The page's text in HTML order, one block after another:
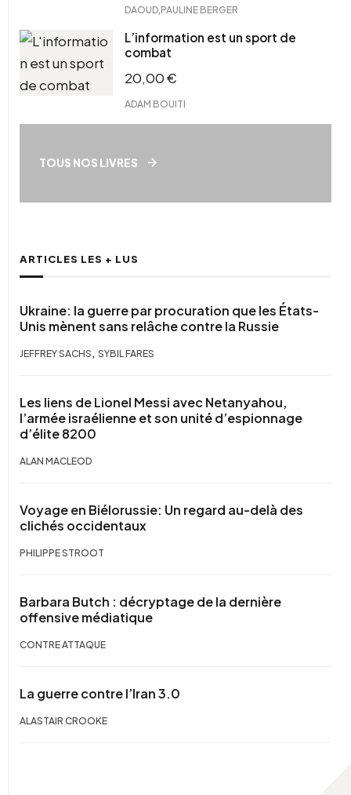
DAOUD,PAULINE BERGER
L’information est un sport de
combat
20,00€
ADAM BOUITI
TOUS NOS LIVRES
ARTICLES LES + LUS
Ukraine: la guerre par procuration que les États-
Unis mènent sans relâche contre la Russie
JEFFREY SACHS , SYBIL FARES
Les liens de Lionel Messi avec Netanyahou,
l’armée israélienne et son unité d’espionnage
d’élite 8200
ALAN MACLEOD
Voyage en Biélorussie: Un regard au-delà des
clichés occidentaux
PHILIPPE STROOT
Barbara Butch : décryptage de la dernière
offensive médiatique
CONTRE ATTAQUE
La guerre contre l’Iran 3.0
ALASTAIR CROOKE